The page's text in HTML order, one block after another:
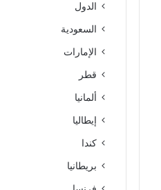
الدول
السعودية
الإمارات
قطر
ألمانيا
إيطاليا
كندا
بريطانيا